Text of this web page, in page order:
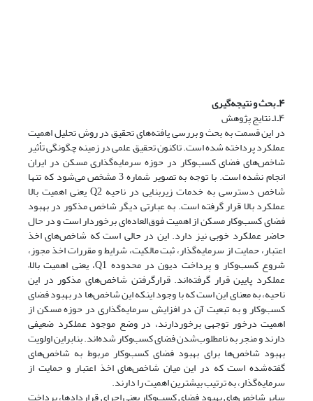
۴ـ بحث‌ و نتیجه‌گیری
۴ـ۱ـ نتایج پژوهش
در این قسمت به بحث و بررسی یافته‌های تحقیق در روش تحلیل اهمیت
عملکرد پرداخته شده است. تاکنون تحقیق علمی در زمینه چگونگی تأثیر
شاخص‌های فضای کسب‌وکار در حوزه سرمایه‌گذاری مسکن در ایران
انجام نشده است. با توجه به تصویر شماره 3 مشخص می‌شود که تنها
شاخص دسترسی به خدمات زیربنایی در ناحیه Q2 یعنی اهمیت بالا
عملکرد بالا قرار گرفته است. به عبارتی دیگر شاخص مذکور در بهبود
فضای کسب‌وکار مسکن از اهمیت فوق‌العاده‌ای برخوردار است و در حال
حاضر عملکرد خوبی نیز دارد. این در حالی است که شاخص‌های اخذ
اعتبار، حمایت از سرمایه‌گذار، ثبت مالکیت، شرایط و مقررات اخذ مجوز،
شروع کسب‌وکار و پرداخت دیون در محدوده Q1، یعنی اهمیت بالا‌–‌
عملکرد پایین قرار گرفته‌اند. قرارگرفتن شاخص‌های مذکور در این
ناحیه، به معنای این است که با وجود اینکه این شاخص‌ها در بهبود فضای
کسب‌وکار و به تبعیت آن در افزایش سرمایه‌گذاری در حوزه مسکن از
اهمیت درخور توجهی برخوردارند، در وضع موجود عملکرد ضعیفی
دارند و منجر به نامطلوب‌شدن فضای کسب‌وکار شده‌اند. بنابراین اولویت
بهبود شاخص‌ها برای بهبود فضای کسب‌وکار مربوط به شاخص‌های
گفته‌شده است که در این میان شاخص‌های اخذ اعتبار و حمایت از
سرمایه‌گذار، به ترتیب بیشترین اهمیت را دارند.